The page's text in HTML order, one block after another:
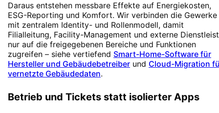
Daraus entstehen messbare Effekte auf Energiekosten,
ESG-Reporting und Komfort. Wir verbinden die Gewerke
mit zentralem Identity- und Rollenmodell, damit
Filialleitung, Facility-Management und externe
nur auf die freigegebenen Bereiche und Funktionen
zugreifen – siehe vertiefend Smart-Home-Software für
Hersteller und Gebäudebetreiber und Cloud-Migration
vernetzte Gebäudedaten.
Betrieb und Tickets statt isolierter Apps